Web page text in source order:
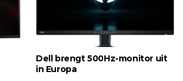
Dell brengt 500Hz-monitor uit
in Europa